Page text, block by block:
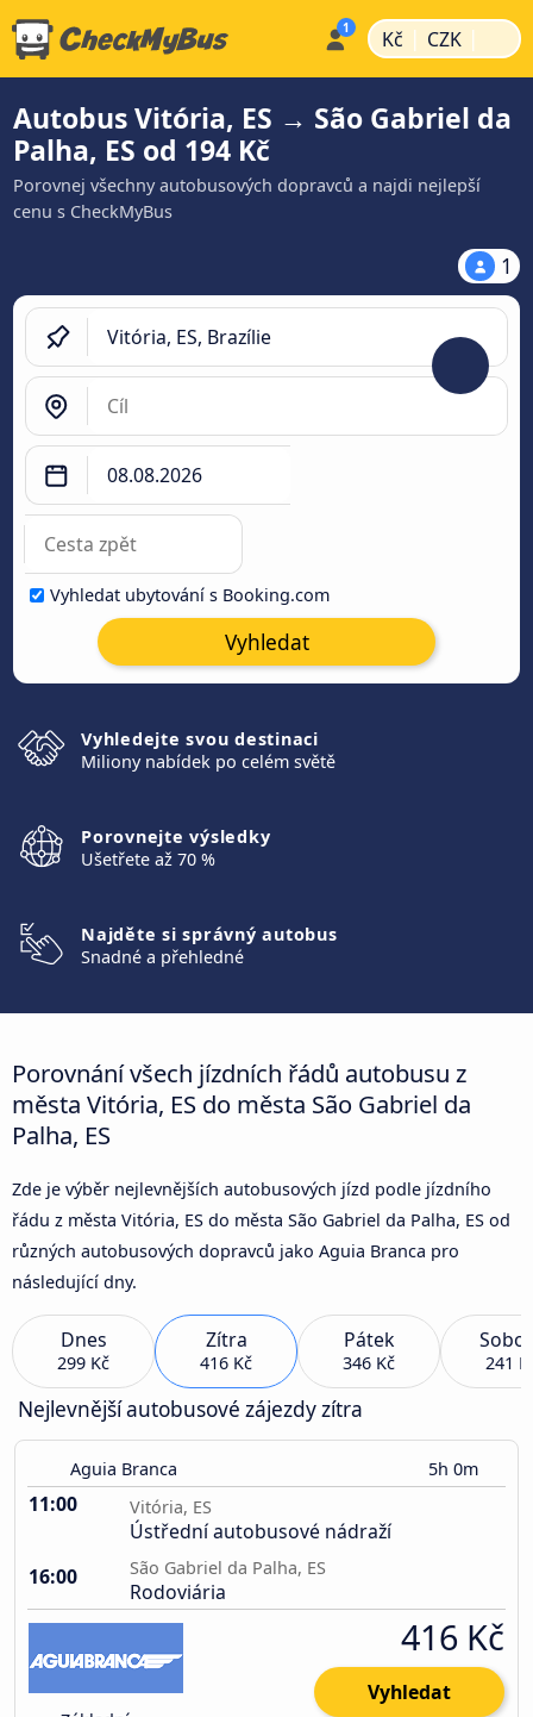
Kč | CZK |
Autobus Vitória, ES → São Gabriel da
Palha, ES od 194 Kč
Porovnej všechny autobusových dopravců a najdi nejlepší
cenu s CheckMyBus
1
Vyhledat ubytování s Booking.com
Vyhledat
Vyhledejte svou destinaci
Miliony nabídek po celém světě
Porovnejte výsledky
Ušetřete až 70 %
Najděte si správný autobus
Snadné a přehledné
Porovnání všech jízdních řádů autobusu z
města Vitória, ES do města São Gabriel da
Palha, ES
Zde je výběr nejlevnějších autobusových jízd podle jízdního
řádu z města Vitória, ES do města São Gabriel da Palha, ES od
různých autobusových dopravců jako Aguia Branca pro
následující dny.
Dnes
299 Kč
Zítra
416 Kč
Pátek
346 Kč 241
Nejlevnější autobusové zájezdy zítra
Aguia Branca 5h 0m
11:00 Vitória, ES
Ústřední autobusové nádraží
16:00
São Gabriel da Palha, ES
Rodoviária
416 Kč
Vyhledat